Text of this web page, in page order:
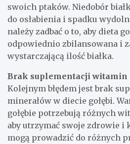
swoich ptaków. Niedobór
do osłabienia i spadku
należy zadbać o to, aby dieta
odpowiednio zbilansowana i
wystarczającą ilość białka.
Brak suplementacji witamin
Kolejnym błędem jest brak
minerałów w diecie gołębi.
gołębie potrzebują różnych
aby utrzymać swoje zdrowie i
mogą prowadzić do różnych